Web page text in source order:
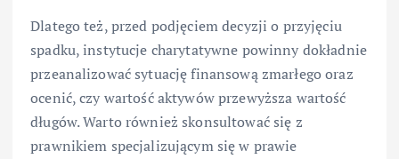
Dlatego też, przed podjęciem decyzji o przyjęciu
spadku, instytucje charytatywne powinny dokładnie
przeanalizować sytuację finansową zmarłego oraz
ocenić, czy wartość aktywów przewyższa wartość
długów. Warto również skonsultować się z
prawnikiem specjalizującym się w prawie